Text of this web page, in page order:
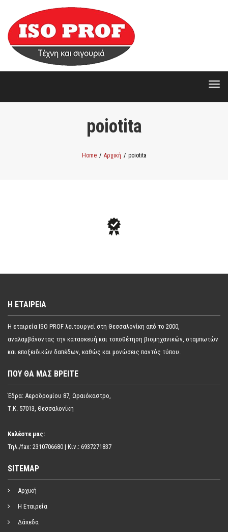
poiotita
Home / Αρχική / poiotita
Η ΕΤΑΙΡΕΊΑ
Η εταιρεία ISO PROF λειτουργεί στη Θεσσαλονίκη από το 2000,
αναλαμβάνοντας την κατασκευή και τοποθέτηση βιομηχανικών, σταμπωτών
και εποξειδικών δαπέδων, καθώς και μονώσεις παντός τύπου.
ΠΟΥ ΘΑ ΜΑΣ ΒΡΕΊΤΕ
Έδρα: Αεροδρομίου 87, Ωραιόκαστρο,
Τ.Κ. 57013, Θεσσαλονίκη
Καλέστε μας:
Τηλ./fax: 2310706680 | Κιν.: 6937271837
SITEMAP
Αρχική
Η Εταιρεία
Δάπεδα